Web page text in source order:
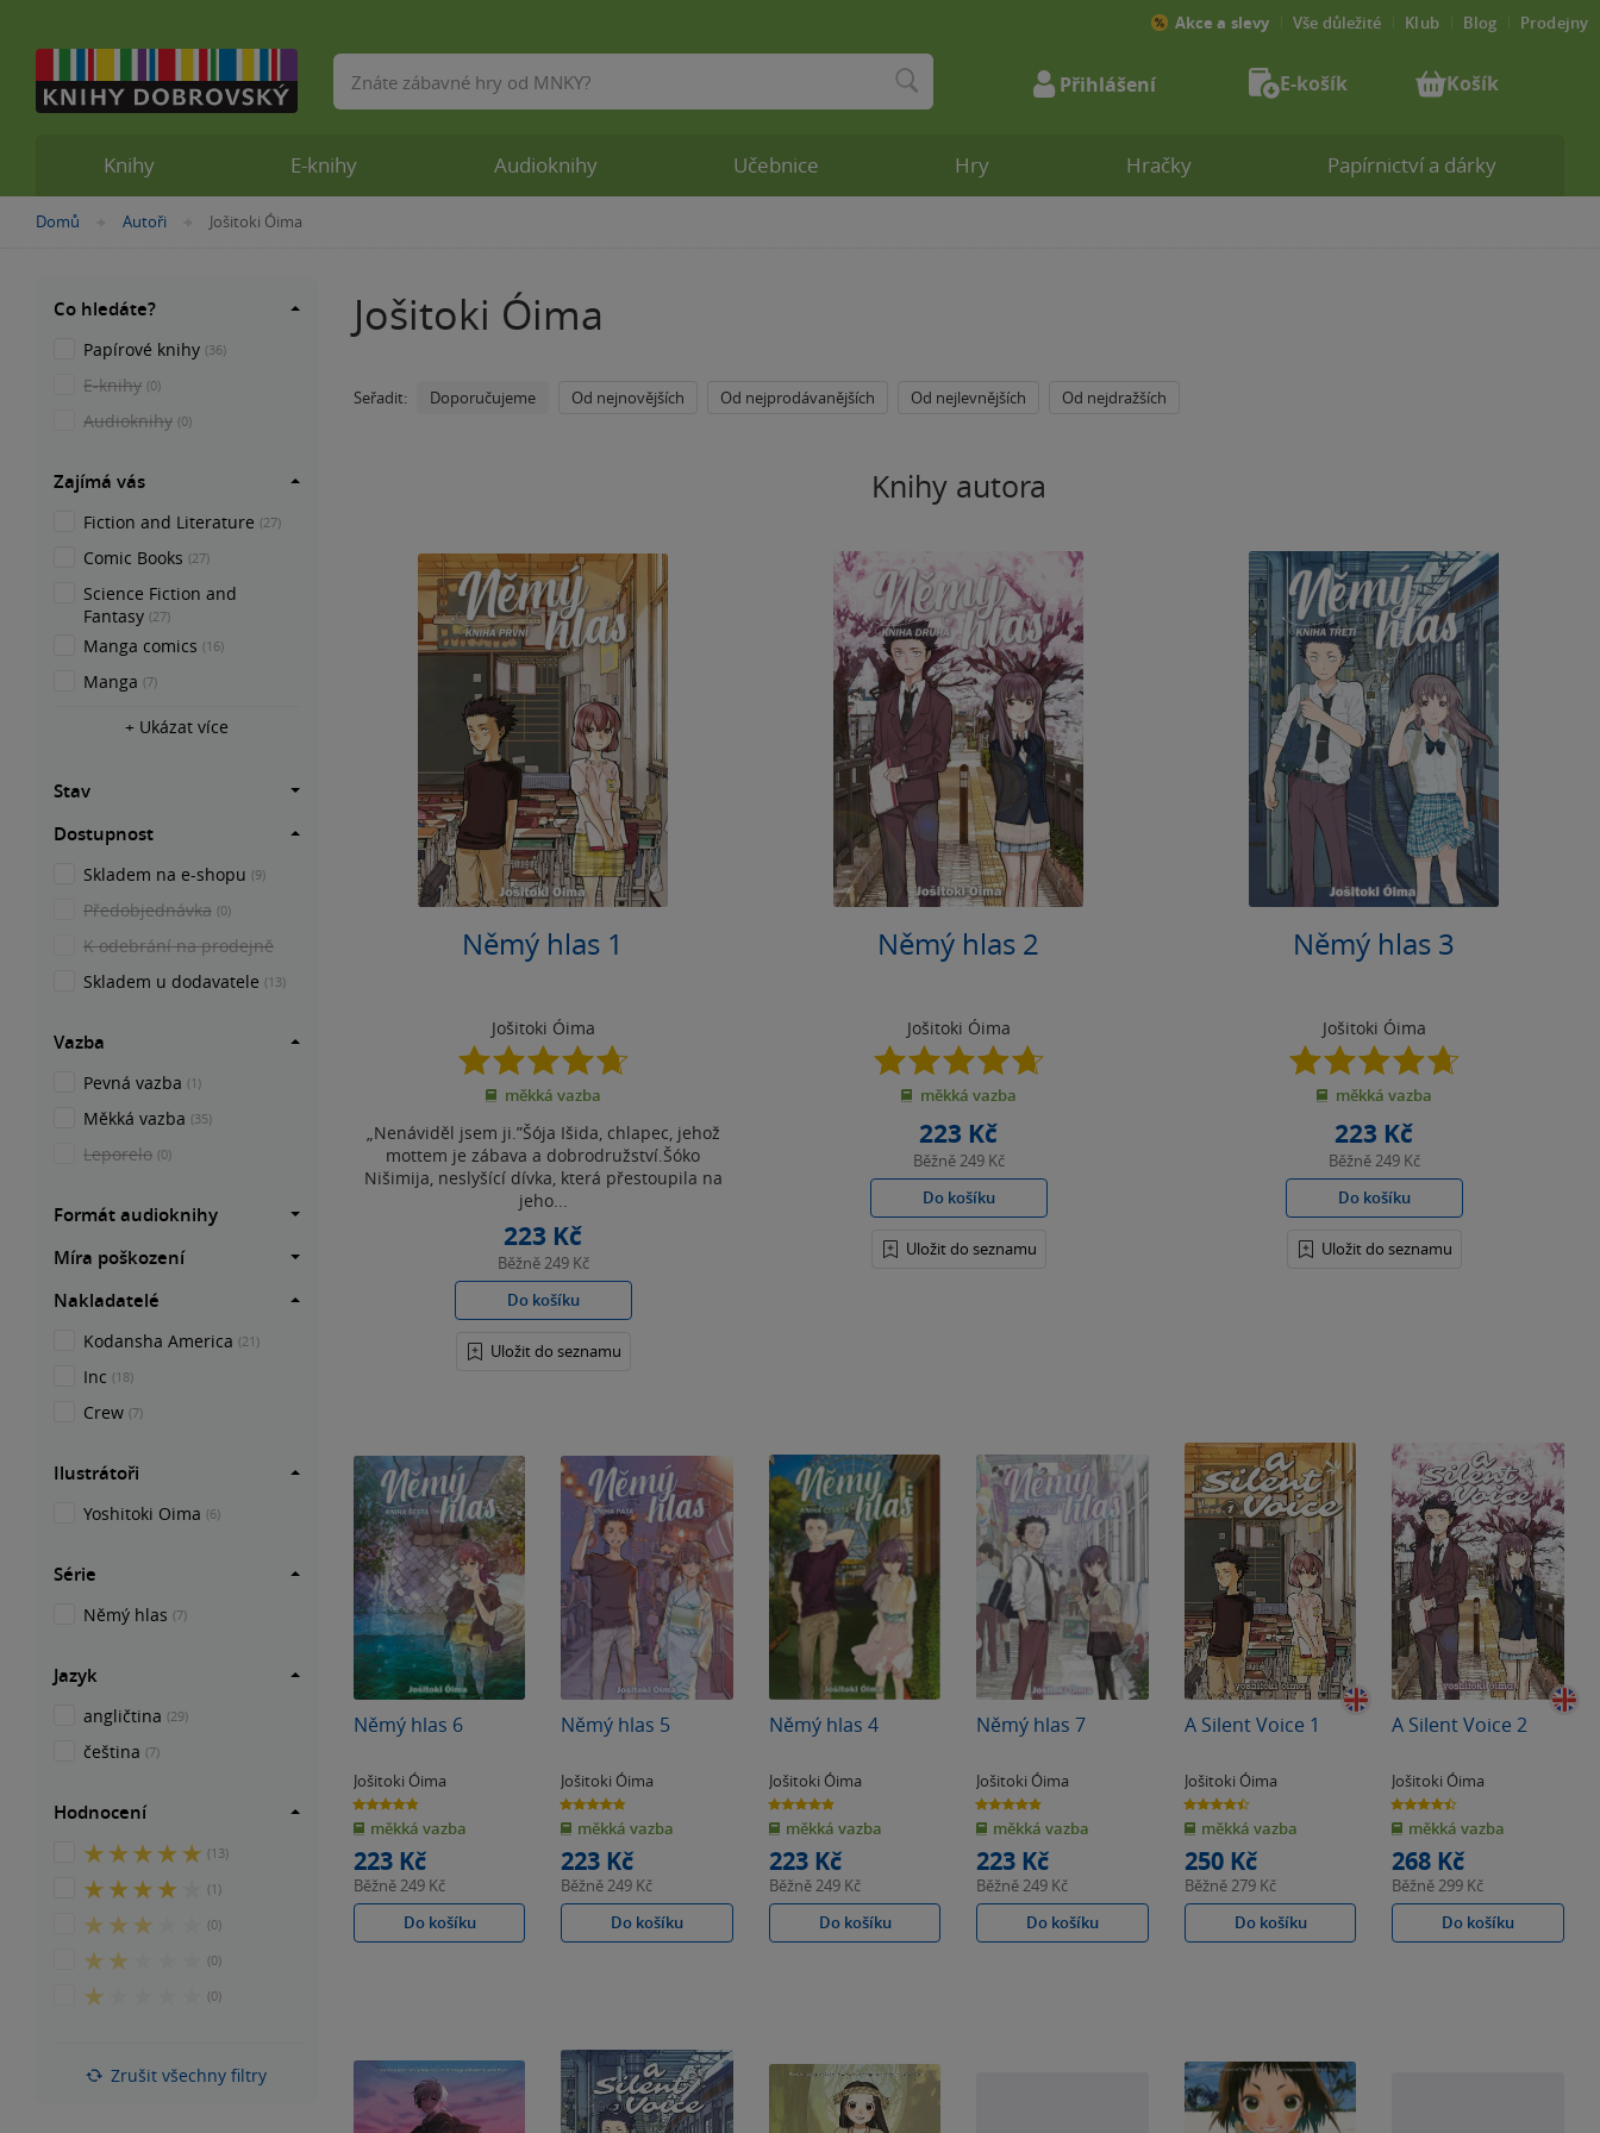
Nacházíte
Domů »Autoři »Jošitoki Óima
Jošitoki Óima
Seřadit: Doporučujeme Od nejnovějších Od nejprodávanějších Od nejlevnějších Od nejdražších
Knihy autora
Němý hlas 1
Jošitoki Óima
4.7
z
5
měkká vazba
„Nenáviděl jsem ji.”Šója Išida, chlapec, jehož
mottem je zábava a dobrodružství.Šóko
Nišimija, neslyšící dívka, která přestoupila na
jeho...
223 Kč
Běžně 249 Kč
Do košíku
Uložit do seznamu
Němý hlas 2
Jošitoki Óima
4.7
z
5
měkká vazba
223 Kč
Běžně 249 Kč
Do košíku
Uložit do seznamu
Němý hlas 3
Jošitoki Óima
4.7
z
5
měkká vazba
223 Kč
Běžně 249 Kč
Do košíku
Uložit do seznamu
Němý hlas 6
Jošitoki Óima
4.8
z
5
hvězdiček
měkká vazba
223 Kč
Běžně249 Kč
Do košíku
Němý hlas 5
Jošitoki Óima
4.8
z
5
hvězdiček
měkká vazba
223 Kč
Běžně249 Kč
Do košíku
Němý hlas 4
Jošitoki Óima
4.9
z
5
hvězdiček
měkká vazba
223 Kč
Běžně249 Kč
Do košíku
Němý hlas 7
Jošitoki Óima
4.9
z
5
hvězdiček
měkká vazba
223 Kč
Běžně249 Kč
Do košíku
A Silent Voice 1
Jošitoki Óima
4.5
z
5
hvězdiček
měkká vazba
250 Kč
Běžně279 Kč
Do košíku
A Silent Voice 2
Jošitoki Óima
4.5
z
5
hvězdiček
měkká vazba
268 Kč
Běžně299 Kč
Do košíku
Co hledáte?
Papírové knihy (36)
E-knihy (0)
Audioknihy (0)
Zajímá vás
Fiction and Literature (27)
Comic Books (27)
Science Fiction and
Fantasy (27)
Manga comics (16)
Manga (7)
+ Ukázat více
Stav
Dostupnost
Skladem na e-shopu (9)
Předobjednávka (0)
K odebrání na prodejně
Skladem u dodavatele (13)
Vazba
Pevná vazba (1)
Měkká vazba (35)
Leporelo (0)
Formát audioknihy
Míra poškození
Nakladatelé
Kodansha America (21)
Inc (18)
Crew (7)
Ilustrátoři
Yoshitoki Oima (6)
Série
Němý hlas (7)
Jazyk
angličtina (29)
čeština (7)
Hodnocení
5
5
hvězdiček
(13)
4
5
hvězdiček
(1)
3
5
hvězdiček
(0)
2
5
(0)
1
(0)
Zrušit všechny filtry
Knihy E-knihy Audioknihy Učebnice Hry Hračky Papírnictví a dárky
Akce a slevy Vše důležité Klub Blog Prodejny
Vyhledávání Přihlášení E-košík Košík